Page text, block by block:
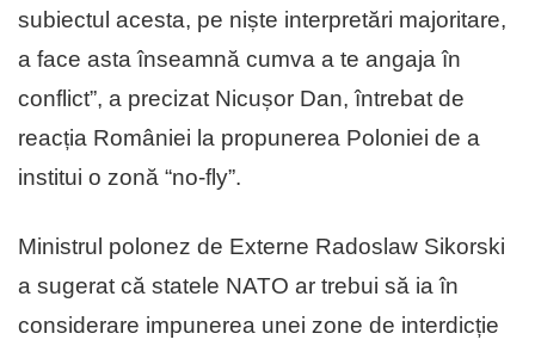
subiectul acesta, pe niște interpretări majoritare,
a face asta înseamnă cumva a te angaja în
conflict”, a precizat Nicușor Dan, întrebat de
reacția României la propunerea Poloniei de a
institui o zonă “no-fly”.
Ministrul polonez de Externe Radoslaw Sikorski
a sugerat că statele NATO ar trebui să ia în
considerare impunerea unei zone de interdicție